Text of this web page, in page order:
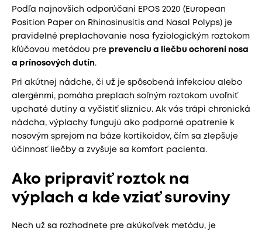
Podľa najnovších odporúčaní EPOS 2020 (European
Position Paper on Rhinosinusitis and Nasal Polyps) je
pravidelné preplachovanie nosa fyziologickým roztokom
kľúčovou metódou pre prevenciu a liečbu ochorení nosa
a prínosových dutín.
Pri akútnej nádche, či už je spôsobená infekciou alebo
alergénmi, pomáha preplach soľným roztokom uvoľniť
upchaté dutiny a vyčistiť sliznicu. Ak vás trápi chronická
nádcha, výplachy fungujú ako podporné opatrenie k
nosovým sprejom na báze kortikoidov, čím sa zlepšuje
účinnosť liečby a zvyšuje sa komfort pacienta.
Ako pripraviť roztok na
výplach a kde vziať suroviny
Nech už sa rozhodnete pre akúkoľvek metódu, je